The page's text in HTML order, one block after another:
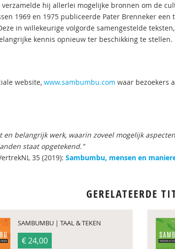
verzamelde hij allerlei mogelijke bronnen om de
1969 en 1975 publiceerde Pater Brenneker
in willekeurige volgorde samengestelde
kennis opnieuw ter beschikking te stellen.
website, www.sambumbu.com waar bezoekers
en belangrijk werk, waarin zoveel mogelijk
staat opgetekend."
35 (2019): Sambumbu, mensen en
GERELATEERDE
SAMBUMBU | TAAL & TEKEN
€ 24,00